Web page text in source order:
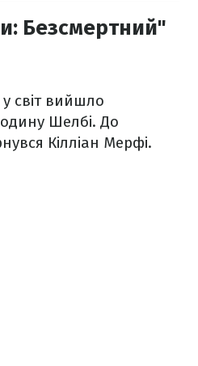
Безсмертний"
світ вийшло
Шелбі. До
Кілліан Мерфі.